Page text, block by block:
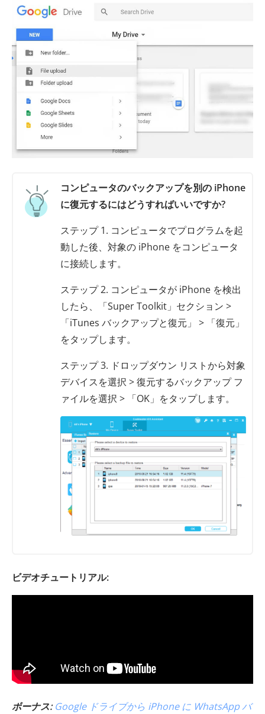
コンピュータのバックアップを別の iPhone
に復元するにはどうすればいいですか?
ステップ 1. コンピュータでプログラムを起
動した後、対象の iPhone をコンピュータ
に接続します。
ステップ 2. コンピュータが iPhone を検出
したら、「Super Toolkit」セクション >
「iTunes バックアップと復元」 > 「復元」
をタップします。
ステップ 3. ドロップダウン リストから対象
デバイスを選択 > 復元するバックアップ フ
ァイルを選択 > 「OK」をタップします。
ビデオチュートリアル:
ボーナス: Google ドライブから iPhone に WhatsApp バ